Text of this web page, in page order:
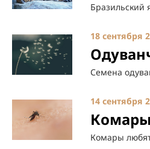
Бразильский
18 сентября
Семена
14 сентября
Комары